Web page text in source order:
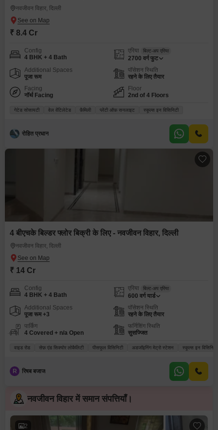
नवजीवन विहार, दिल्ली
₹ 8.4 Cr
Config
4 BHK + 4 Bath
एरिया बिल्ट-अप एरिया
2700 वर्ग फुट
Additional Spaces
पूजा रूम
पॉसेशन स्थिति
रहने के लिए तैयार
Facing
नॉर्थ Facing
Floor
2nd of 4 Floors
गेटेड सोसायटी वेल वेंटिलेटेड फ़ैमिली प्लेंटी ऑफ़ सनलाइट स्कूल्स इन विसिनिटी
रोहित प्रधान
4 बीएचके बिल्डर फ्लोर बिक्री के लिए - नवजीवन विहार, दिल्ली
नवजीवन विहार, दिल्ली
₹ 14 Cr
Config
4 BHK + 4 Bath
एरिया बिल्ट-अप एरिया
600 वर्ग यार्ड
Additional Spaces
पूजा रूम +3
पॉसेशन स्थिति
रहने के लिए तैयार
पार्किंग
4 Covered + n/a Open
फर्निशिंग स्थिति
सुसज्जित
वाइड रोड सेफ़ एंड सिक्योर लोकैलिटी पीसफुल विसिनिटी अडजॉइनिंग मेट्रो स्टेशन स्कूल्स इन विसिनिटी
R रिषब बजाज
नवजीवन विहार में समान संपत्तियाँ।
2